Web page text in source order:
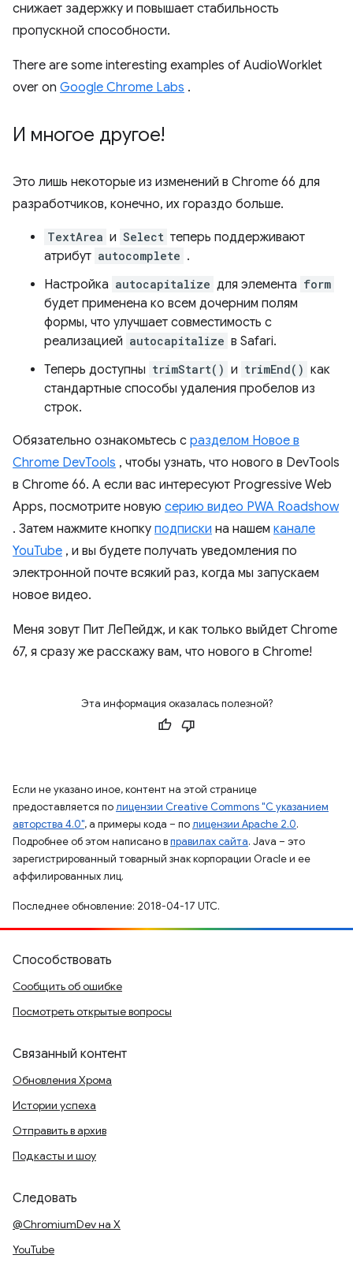
снижает задержку и повышает стабильность
пропускной способности.
There are some interesting examples of AudioWorklet
over on Google Chrome Labs .
И многое другое!
Это лишь некоторые из изменений в Chrome 66 для
разработчиков, конечно, их гораздо больше.
TextArea и Select теперь поддерживают
атрибут autocomplete .
Настройка autocapitalize для элемента form
будет применена ко всем дочерним полям
формы, что улучшает совместимость с
реализацией autocapitalize в Safari.
Теперь доступны trimStart() и trimEnd() как
стандартные способы удаления пробелов из
строк.
Обязательно ознакомьтесь с разделом Новое в
Chrome DevTools , чтобы узнать, что нового в DevTools
в Chrome 66. А если вас интересуют Progressive Web
Apps, посмотрите новую серию видео PWA Roadshow
. Затем нажмите кнопку подписки на нашем канале
YouTube , и вы будете получать уведомления по
электронной почте всякий раз, когда мы запускаем
новое видео.
Меня зовут Пит ЛеПейдж, и как только выйдет Chrome
67, я сразу же расскажу вам, что нового в Chrome!
Эта информация оказалась полезной?
Если не указано иное, контент на этой странице
предоставляется полицензии Creative Commons "С указанием
авторства 4.0", а примеры кода – полицензии Apache 2.0.
Подробнее об этом написано вправилах сайта. Java – это
зарегистрированный товарный знак корпорации Oracle и ее
аффилированных лиц.
Последнее обновление: 2018-04-17 UTC.
Способствовать
Сообщить об ошибке
Посмотреть открытые вопросы
Связанный контент
Обновления Хрома
Истории успеха
Отправить в архив
Подкасты и шоу
Следовать
@ChromiumDev на X
YouTube